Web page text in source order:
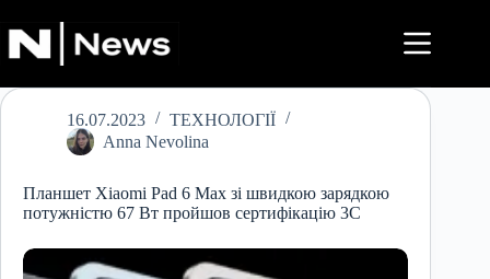
до
вмісту
16.07.2023
ТЕХНОЛОГІЇ
Anna Nevolina
Планшет Xiaomi Pad 6 Max зі швидкою зарядкою
потужністю 67 Вт пройшов сертифікацію 3C